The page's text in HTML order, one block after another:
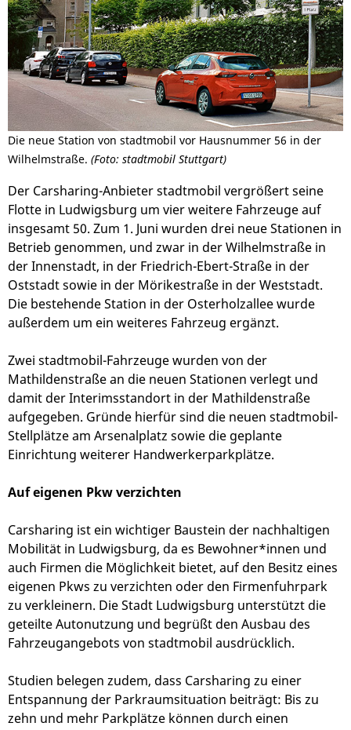
Die neue Station von stadtmobil vor Hausnummer 56 in der
Wilhelmstraße. (Foto: stadtmobil Stuttgart)
Der Carsharing-Anbieter stadtmobil vergrößert seine
Flotte in Ludwigsburg um vier weitere Fahrzeuge auf
insgesamt 50. Zum 1. Juni wurden drei neue Stationen in
Betrieb genommen, und zwar in der Wilhelmstraße in
der Innenstadt, in der Friedrich-Ebert-Straße in der
Oststadt sowie in der Mörikestraße in der Weststadt.
Die bestehende Station in der Osterholzallee wurde
außerdem um ein weiteres Fahrzeug ergänzt.
Zwei stadtmobil-Fahrzeuge wurden von der
Mathildenstraße an die neuen Stationen verlegt und
damit der Interimsstandort in der Mathildenstraße
aufgegeben. Gründe hierfür sind die neuen stadtmobil-
Stellplätze am Arsenalplatz sowie die geplante
Einrichtung weiterer Handwerkerparkplätze.
Auf eigenen Pkw verzichten
Carsharing ist ein wichtiger Baustein der nachhaltigen
Mobilität in Ludwigsburg, da es Bewohner*innen und
auch Firmen die Möglichkeit bietet, auf den Besitz eines
eigenen Pkws zu verzichten oder den Firmenfuhrpark
zu verkleinern. Die Stadt Ludwigsburg unterstützt die
geteilte Autonutzung und begrüßt den Ausbau des
Fahrzeugangebots von stadtmobil ausdrücklich.
Studien belegen zudem, dass Carsharing zu einer
Entspannung der Parkraumsituation beiträgt: Bis zu
zehn und mehr Parkplätze können durch einen